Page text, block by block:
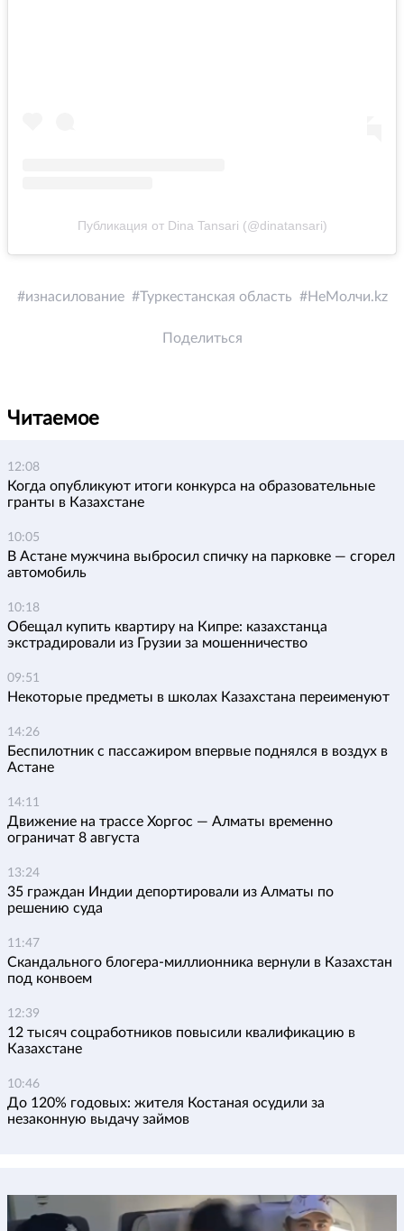
Публикация от Dina Tansari (@dinatansari)
изнасилование Туркестанская область НеМолчи.kz
Поделиться
Читаемое
12:08
Когда опубликуют итоги конкурса на образовательные
гранты в Казахстане
10:05
В Астане мужчина выбросил спичку на парковке — сгорел
автомобиль
10:18
Обещал купить квартиру на Кипре: казахстанца
экстрадировали из Грузии за мошенничество
09:51
Некоторые предметы в школах Казахстана переименуют
14:26
Беспилотник с пассажиром впервые поднялся в воздух в
Астане
14:11
Движение на трассе Хоргос — Алматы временно
ограничат 8 августа
13:24
35 граждан Индии депортировали из Алматы по
решению суда
11:47
Скандального блогера-миллионника вернули в Казахстан
под конвоем
12:39
12 тысяч соцработников повысили квалификацию в
Казахстане
10:46
До 120% годовых: жителя Костаная осудили за
незаконную выдачу займов